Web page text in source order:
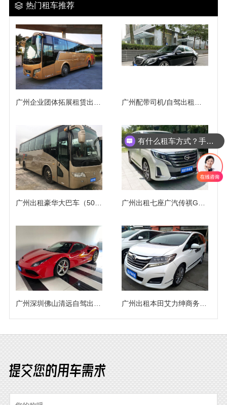
热门租车推荐
广州出租豪华大巴车（50座）
广州深圳佛山清远自驾出租法拉利488/458婚庆花车 广州出租本田艾力绅商务车（7座）
提交您的用车需求
有什么租车方式？手续麻烦吗？